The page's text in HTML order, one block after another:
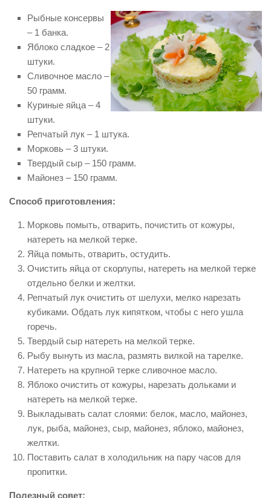
Рыбные консервы
– 1 банка.
Яблоко сладкое – 2
штуки.
Сливочное масло –
50 грамм.
Куриные яйца – 4
штуки.
Репчатый лук – 1 штука.
Морковь – 3 штуки.
Твердый сыр – 150 грамм.
Майонез – 150 грамм.
Способ приготовления:
Морковь помыть, отварить, почистить от кожуры,
натереть на мелкой терке.
Яйца помыть, отварить, остудить.
Очистить яйца от скорлупы, натереть на мелкой терке
отдельно белки и желтки.
Репчатый лук очистить от шелухи, мелко нарезать
кубиками. Обдать лук кипятком, чтобы с него ушла
горечь.
Твердый сыр натереть на мелкой терке.
Рыбу вынуть из масла, размять вилкой на тарелке.
Натереть на крупной терке сливочное масло.
Яблоко очистить от кожуры, нарезать дольками и
натереть на мелкой терке.
Выкладывать салат слоями: белок, масло, майонез,
лук, рыба, майонез, сыр, майонез, яблоко, майонез,
желтки.
Поставить салат в холодильник на пару часов для
пропитки.
Полезный совет: